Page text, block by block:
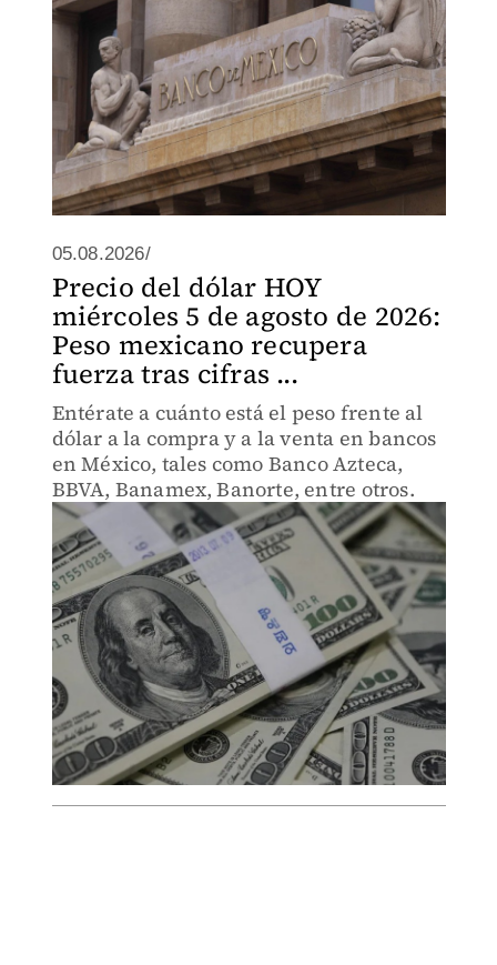
05.08.2026/
Precio del dólar HOY
miércoles 5 de agosto de 2026:
Peso mexicano recupera
fuerza tras cifras ...
Entérate a cuánto está el peso frente al
dólar a la compra y a la venta en bancos
en México, tales como Banco Azteca,
BBVA, Banamex, Banorte, entre otros.